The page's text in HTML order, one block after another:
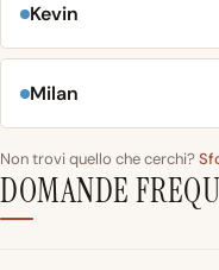
Kevin
Milan
Non trovi quello che cerchi?
DOMANDE